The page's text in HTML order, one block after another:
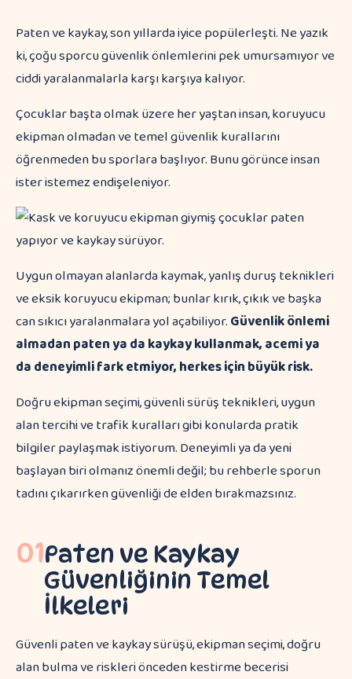
Paten ve kaykay, son yıllarda iyice popülerleşti. Ne yazık
ki, çoğu sporcu güvenlik önlemlerini pek umursamıyor ve
ciddi yaralanmalarla karşı karşıya kalıyor.
Çocuklar başta olmak üzere her yaştan insan, koruyucu
ekipman olmadan ve temel güvenlik kurallarını
öğrenmeden bu sporlara başlıyor. Bunu görünce insan
ister istemez endişeleniyor.
Uygun olmayan alanlarda kaymak, yanlış duruş teknikleri
ve eksik koruyucu ekipman; bunlar kırık, çıkık ve başka
can sıkıcı yaralanmalara yol açabiliyor.Güvenlik önlemi
almadan paten ya da kaykay kullanmak, acemi ya
da deneyimli fark etmiyor, herkes için büyük risk.
Doğru ekipman seçimi, güvenli sürüş teknikleri, uygun
alan tercihi ve trafik kuralları gibi konularda pratik
bilgiler paylaşmak istiyorum. Deneyimli ya da yeni
başlayan biri olmanız önemli değil; bu rehberle sporun
tadını çıkarırken güvenliği de elden bırakmazsınız.
01Paten ve Kaykay
Güvenliğinin Temel
İlkeleri
Güvenli paten ve kaykay sürüşü, ekipman seçimi, doğru
alan bulma ve riskleri önceden kestirme becerisi